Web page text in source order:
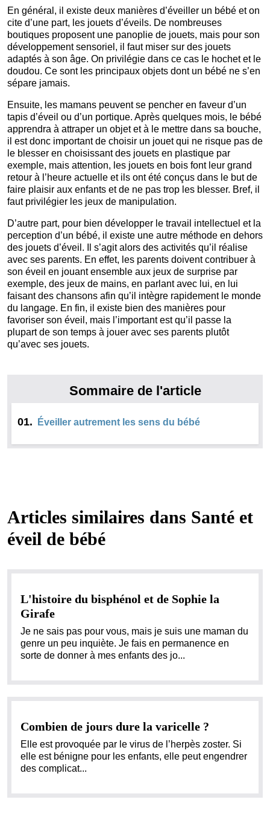
En général, il existe deux manières d’éveiller un bébé et on
cite d’une part, les jouets d’éveils. De nombreuses
boutiques proposent une panoplie de jouets, mais pour son
développement sensoriel, il faut miser sur des jouets
adaptés à son âge. On privilégie dans ce cas le hochet et le
doudou. Ce sont les principaux objets dont un bébé ne s’en
sépare jamais.
Ensuite, les mamans peuvent se pencher en faveur d’un
tapis d’éveil ou d’un portique. Après quelques mois, le bébé
apprendra à attraper un objet et à le mettre dans sa bouche,
il est donc important de choisir un jouet qui ne risque pas de
le blesser en choisissant des jouets en plastique par
exemple, mais attention, les jouets en bois font leur grand
retour à l’heure actuelle et ils ont été conçus dans le but de
faire plaisir aux enfants et de ne pas trop les blesser. Bref, il
faut privilégier les jeux de manipulation.
D’autre part, pour bien développer le travail intellectuel et la
perception d’un bébé, il existe une autre méthode en dehors
des jouets d’éveil. Il s’agit alors des activités qu’il réalise
avec ses parents. En effet, les parents doivent contribuer à
son éveil en jouant ensemble aux jeux de surprise par
exemple, des jeux de mains, en parlant avec lui, en lui
faisant des chansons afin qu’il intègre rapidement le monde
du langage. En fin, il existe bien des manières pour
favoriser son éveil, mais l’important est qu’il passe la
plupart de son temps à jouer avec ses parents plutôt
qu’avec ses jouets.
Sommaire de l'article
01. Éveiller autrement les sens du bébé
Articles similaires dans Santé et
éveil de bébé
L'histoire du bisphénol et de Sophie la
Girafe
Je ne sais pas pour vous, mais je suis une maman du
genre un peu inquiète. Je fais en permanence en
sorte de donner à mes enfants des jo...
Combien de jours dure la varicelle ?
Elle est provoquée par le virus de l’herpès zoster. Si
elle est bénigne pour les enfants, elle peut engendrer
des complicat...